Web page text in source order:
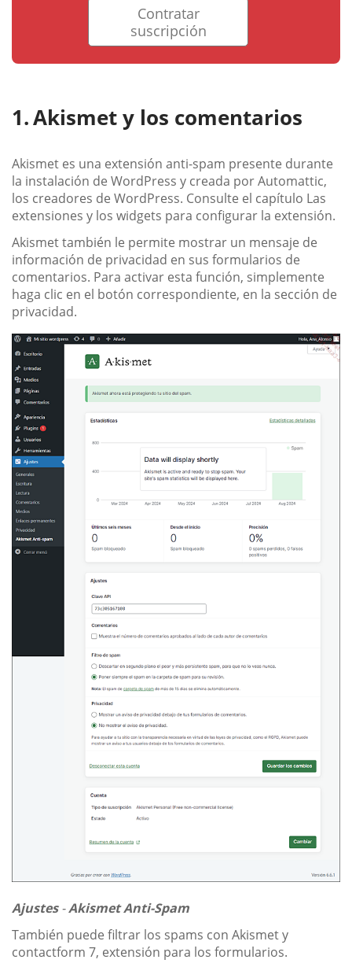
Contratar
suscripción
Akismet y los comentarios
Akismet es una extensión anti-spam presente durante
la instalación de WordPress y creada por Automattic,
los creadores de WordPress. Consulte el capítulo Las
extensiones y los widgets para configurar la extensión.
Akismet también le permite mostrar un mensaje de
información de privacidad en sus formularios de
comentarios. Para activar esta función, simplemente
haga clic en el botón correspondiente, en la sección de
privacidad.
Ajustes-Akismet Anti-Spam
También puede filtrar los spams con Akismet y
contactform 7, extensión para los formularios.